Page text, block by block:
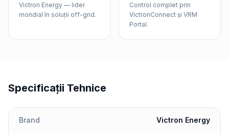
Victron Energy — lider
mondial în soluții off-grid.
Control complet prin
VictronConnect și VRM
Portal.
Specificații Tehnice
Brand Victron Energy